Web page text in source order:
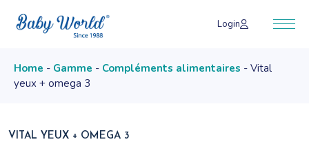
the Login
Home Gamme Compléments alimentaires
Vital
yeux + omega 3
VITAL YEUX + OMEGA 3